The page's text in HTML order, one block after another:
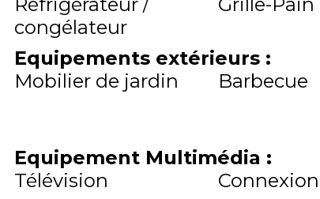
congélateur
Equipements extérieurs :
Mobilier de jardin
Barbecue
Equipement Multimédia :
Télévision